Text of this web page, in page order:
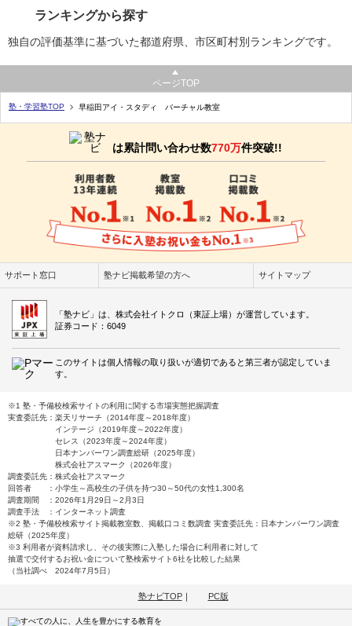
ランキングから探す
独自の評価基準に基づいた都道府県、市区町村別ランキングです。
ページTOP
塾・学習塾TOP 早稲田アイ・スタディ バーチャル教室
は累計問い合わせ数770万件突破!!
サポート窓口 塾ナビ掲載希望の方へ サイトマップ
「塾ナビ」は、株式会社イトクロ（東証上場）が運営しています。
証券コード：6049
このサイトは個人情報の取り扱いが適切であると第三者が認定していま
す。
※1 塾・予備校検索サイトの利用に関する市場実態把握調査
実査委託先：楽天リサーチ（2014年度～2018年度）
インテージ（2019年度～2022年度）
セレス（2023年度～2024年度）
日本ナンバーワン調査総研（2025年度）
株式会社アスマーク（2026年度）
調査委託先：株式会社アスマーク
回答者 ：小学生～高校生の子供を持つ30～50代の女性1,300名
調査期間 ：2026年1月29日～2月3日
調査手法 ：インターネット調査
※2 塾・予備校検索サイト掲載教室数、掲載口コミ数調査 実査委託先：日本ナンバーワン調査
総研（2025年度）
※3 利用者が資料請求し、その後実際に入塾した場合に利用者に対して
抽選で交付するお祝い金について塾検索サイト6社を比較した結果
（当社調べ 2024年7月5日）
塾ナビTOP｜ PC版